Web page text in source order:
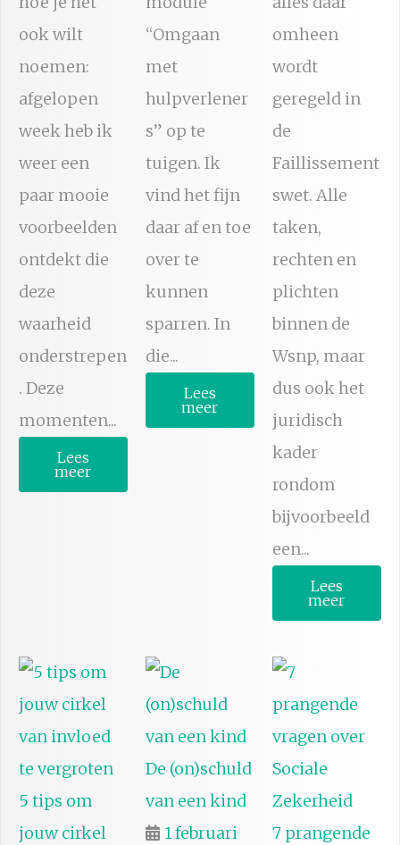
ook wilt
noemen:
afgelopen
week heb ik
weer een
paar mooie
voorbeelden
ontdekt die
deze
waarheid
onderstrepen
. Deze
momenten...
Lees
meer
“Omgaan
met
hulpverlener
s” op te
tuigen. Ik
vind het fijn
daar af en toe
over te
kunnen
sparren. In
die...
Lees
meer
omheen
wordt
geregeld in
de
Faillissement
swet. Alle
taken,
rechten en
plichten
binnen de
Wsnp, maar
dus ook het
juridisch
kader
rondom
bijvoorbeeld
een...
Lees
meer
5 tips om
jouw cirkel
De (on)schuld
van een kind
1 februari
7 prangende